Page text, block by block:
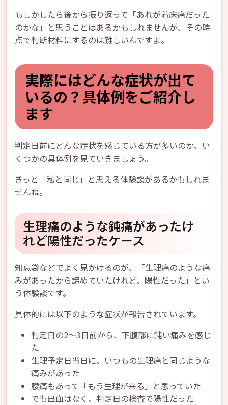
もしかしたら後から振り返って「あれが着床痛だった
のかな」と思うことはあるかもしれませんが、その時
点で判断材料にするのは難しいんですよ。
実際にはどんな症状が出て
いるの？具体例をご紹介し
ます
判定日前にどんな症状を感じている方が多いのか、い
くつかの具体例を見ていきましょう。
きっと「私と同じ」と思える体験談があるかもしれま
せんね。
生理痛のような鈍痛があったけ
れど陽性だったケース
知恵袋などでよく見かけるのが、「生理痛のような痛
みがあったから諦めていたけれど、陽性だった」とい
う体験談です。
具体的には以下のような症状が報告されています。
判定日の2〜3日前から、下腹部に鈍い痛みを感じ
た
生理予定日当日に、いつもの生理痛と同じような
痛みがあった
腰痛もあって「もう生理が来る」と思っていた
でも出血はなく、判定日の検査で陽性だった